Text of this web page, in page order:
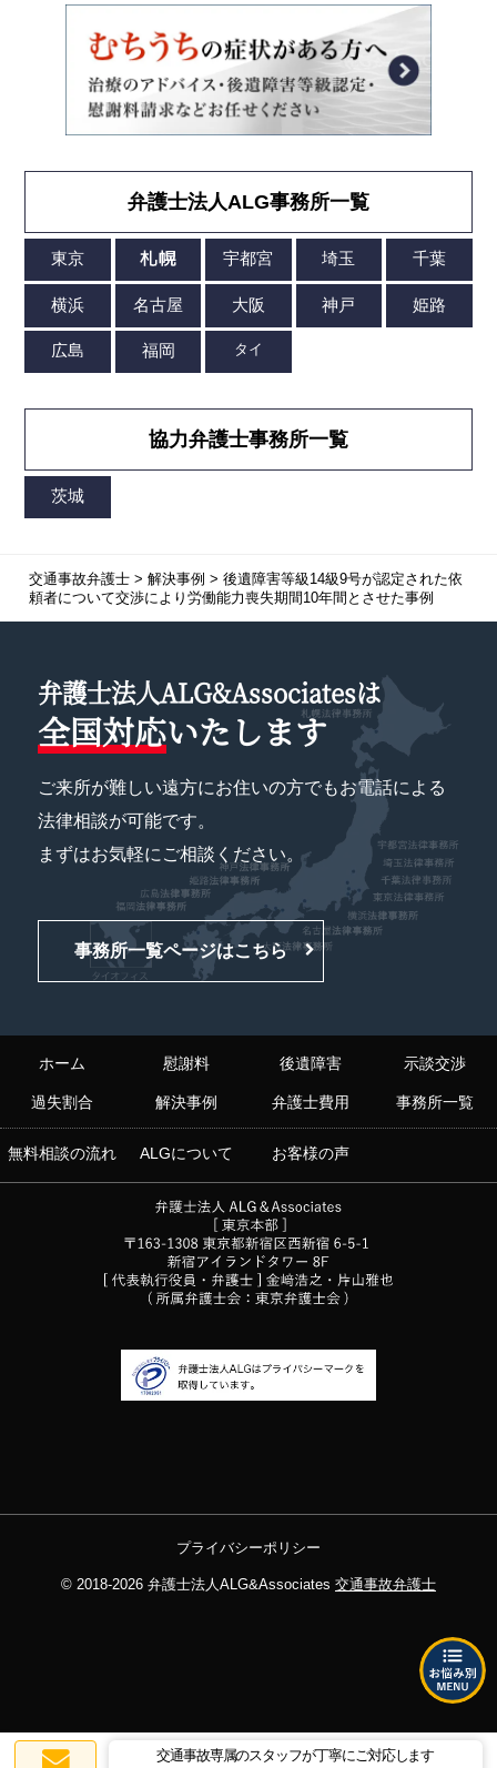
交通事故専属のスタッフが丁寧にご対応します
弁護士法人ALG事務所一覧
協力弁護士事務所一覧
交通事故弁護士> 解決事例 > 後遺障害等級14級9号が認定された依
頼者について交渉により労働能力喪失期間10年間とさせた事例
弁護士法人ALG&Associatesは
全国対応いたします
ご来所が難しい遠方にお住いの方でもお電話による
法律相談が可能です。
まずはお気軽にご相談ください。
事務所一覧ページはこちら
ホーム 慰謝料 後遺障害 示談交渉
過失割合 解決事例 弁護士費用 事務所一覧
無料相談の流れ ALGについて お客様の声
プライバシーポリシー
© 2018-2026 弁護士法人ALG&Associates 交通事故弁護士